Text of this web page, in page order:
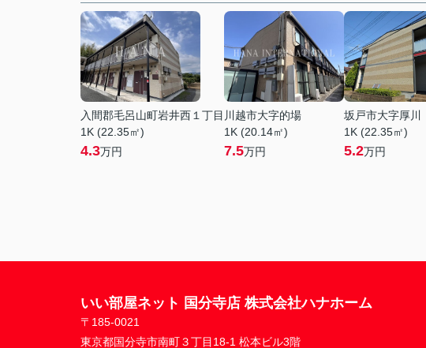
入間郡毛呂山町岩井西１丁目
1K (22.35㎡)
4.3万円
川越市大字的場
1K (20.14㎡)
7.5万円
坂戸市大字厚川
1K (22.35㎡)
5.2万円
いい部屋ネット 国分寺店 株式会社ハナホーム
〒185-0021
東京都国分寺市南町３丁目18-1 松本ビル3階